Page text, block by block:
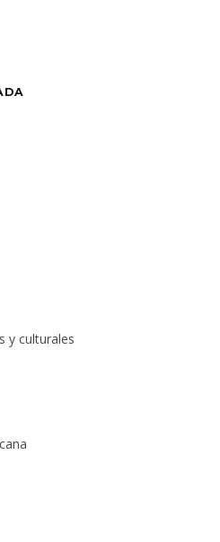
y culturales